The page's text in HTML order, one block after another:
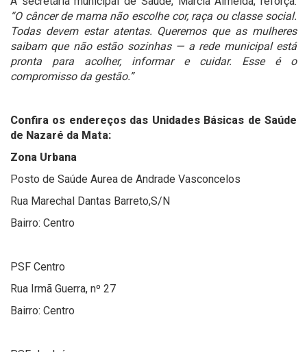
“O câncer de mama não escolhe cor, raça ou classe social.
Todas devem estar atentas. Queremos que as mulheres
saibam que não estão sozinhas — a rede municipal está
pronta para acolher, informar e cuidar. Esse é o
compromisso da gestão.”
Confira os endereços das Unidades Básicas de Saúde
de Nazaré da Mata:
Zona Urbana
Posto de Saúde Aurea de Andrade Vasconcelos
Rua Marechal Dantas Barreto,S/N
Bairro: Centro
PSF Centro
Rua Irmã Guerra, nº 27
Bairro: Centro